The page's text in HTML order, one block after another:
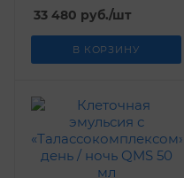
33 480 руб./шт
В КОРЗИНУ